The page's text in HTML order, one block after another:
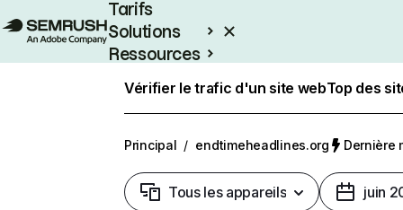
Tarifs
Solutions
Ressources
Vérifier le trafic d'un site webTop des
Principal / endtimeheadlines.org Dernière
Tous les appareils juin